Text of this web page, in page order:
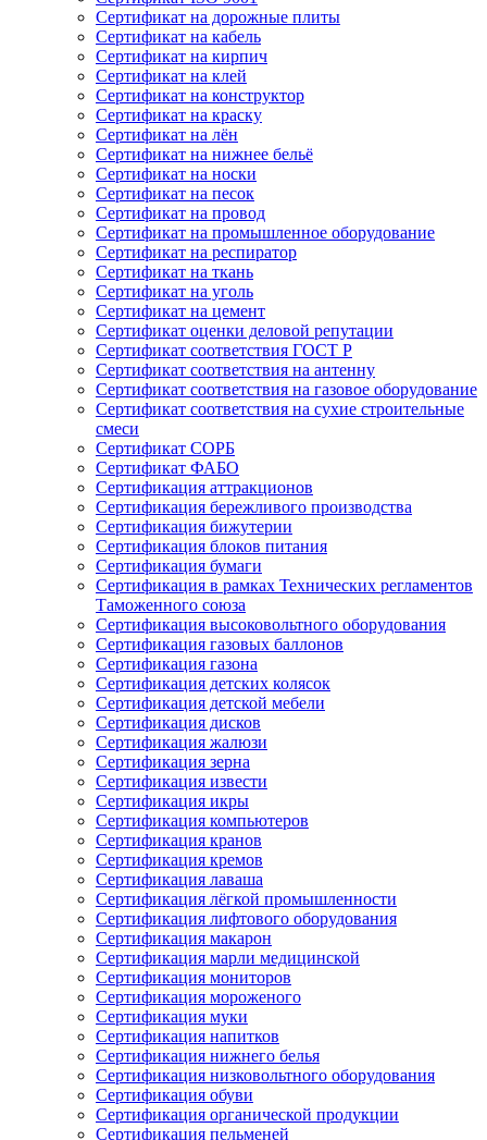
Сертификат на дорожные плиты
Сертификат на кабель
Сертификат на кирпич
Сертификат на клей
Сертификат на конструктор
Сертификат на краску
Сертификат на лён
Сертификат на нижнее бельё
Сертификат на носки
Сертификат на песок
Сертификат на провод
Сертификат на промышленное оборудование
Сертификат на респиратор
Сертификат на ткань
Сертификат на уголь
Сертификат на цемент
Сертификат оценки деловой репутации
Сертификат соответствия ГОСТ Р
Сертификат соответствия на антенну
Сертификат соответствия на газовое оборудование
Сертификат соответствия на сухие строительные
смеси
Сертификат СОРБ
Сертификат ФАБО
Сертификация аттракционов
Сертификация бережливого производства
Сертификация бижутерии
Сертификация блоков питания
Сертификация бумаги
Сертификация в рамках Технических регламентов
Таможенного союза
Сертификация высоковольтного оборудования
Сертификация газовых баллонов
Сертификация газона
Сертификация детских колясок
Сертификация детской мебели
Сертификация дисков
Сертификация жалюзи
Сертификация зерна
Сертификация извести
Сертификация икры
Сертификация компьютеров
Сертификация кранов
Сертификация кремов
Сертификация лаваша
Сертификация лёгкой промышленности
Сертификация лифтового оборудования
Сертификация макарон
Сертификация марли медицинской
Сертификация мониторов
Сертификация мороженого
Сертификация муки
Сертификация напитков
Сертификация нижнего белья
Сертификация низковольтного оборудования
Сертификация обуви
Сертификация органической продукции
Сертификация пельменей